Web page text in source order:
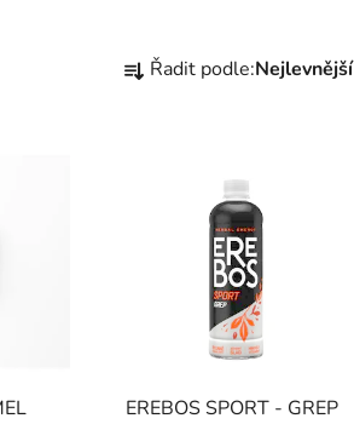
a
k
Řadit podle:Nejlevnější
EREBOS SPORT - GREP